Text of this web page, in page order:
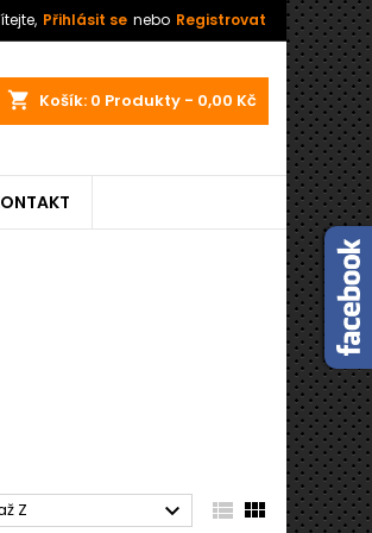
Přihlásit se nebo Registrovat
shopping_cart Košík: 0 Produkty - 0,00 Kč
Z   